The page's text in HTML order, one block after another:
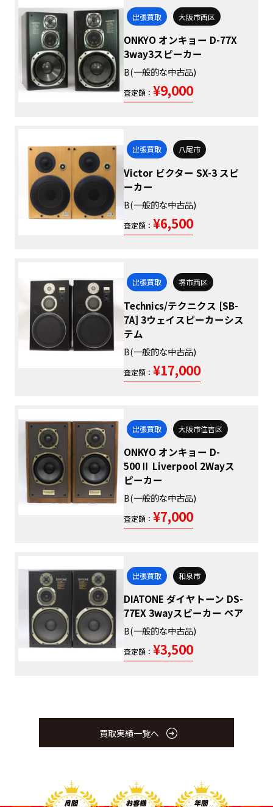
出張買取 大阪市西区
ONKYO オンキョー D-77X
3way3スピーカー
B(一般的な中古品)
査定額： ¥9,000
出張買取 八尾市
Victor ビクター SX-3 スピ
ーカー
B(一般的な中古品)
査定額： ¥6,500
出張買取 堺市西区
Technics/テクニクス [SB-
7A] 3ウェイスピーカーシス
テム
B(一般的な中古品)
査定額： ¥17,000
出張買取 大阪市住吉区
ONKYO オンキョー D-
500Ⅱ Liverpool 2Wayス
ピーカー
B(一般的な中古品)
査定額： ¥7,000
出張買取 和泉市
DIATONE ダイヤトーン DS-
77EX 3wayスピーカー ペア
B(一般的な中古品)
査定額： ¥3,500
買取実績一覧へ